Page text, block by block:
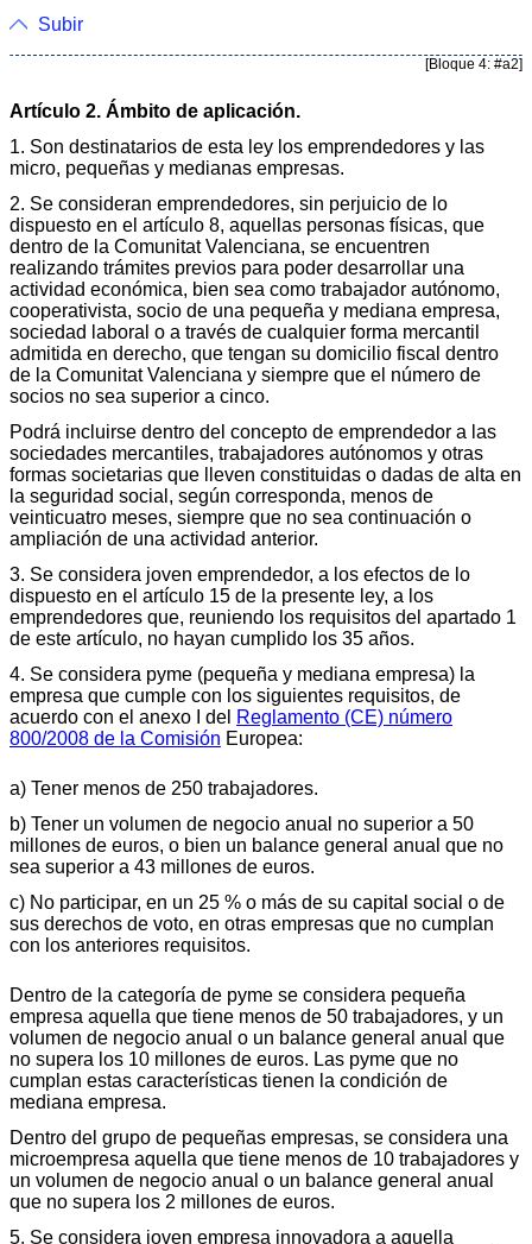
Subir
[Bloque 4: #a2]
Artículo 2. Ámbito de aplicación.
1. Son destinatarios de esta ley los emprendedores y las
micro, pequeñas y medianas empresas.
2. Se consideran emprendedores, sin perjuicio de lo
dispuesto en el artículo 8, aquellas personas físicas, que
dentro de la Comunitat Valenciana, se encuentren
realizando trámites previos para poder desarrollar una
actividad económica, bien sea como trabajador autónomo,
cooperativista, socio de una pequeña y mediana empresa,
sociedad laboral o a través de cualquier forma mercantil
admitida en derecho, que tengan su domicilio fiscal dentro
de la Comunitat Valenciana y siempre que el número de
socios no sea superior a cinco.
Podrá incluirse dentro del concepto de emprendedor a las
sociedades mercantiles, trabajadores autónomos y otras
formas societarias que lleven constituidas o dadas de alta en
la seguridad social, según corresponda, menos de
veinticuatro meses, siempre que no sea continuación o
ampliación de una actividad anterior.
3. Se considera joven emprendedor, a los efectos de lo
dispuesto en el artículo 15 de la presente ley, a los
emprendedores que, reuniendo los requisitos del apartado 1
de este artículo, no hayan cumplido los 35 años.
4. Se considera pyme (pequeña y mediana empresa) la
empresa que cumple con los siguientes requisitos, de
acuerdo con el anexo I del Reglamento (CE) número
800/2008 de la Comisión Europea:
a) Tener menos de 250 trabajadores.
b) Tener un volumen de negocio anual no superior a 50
millones de euros, o bien un balance general anual que no
sea superior a 43 millones de euros.
c) No participar, en un 25 % o más de su capital social o de
sus derechos de voto, en otras empresas que no cumplan
con los anteriores requisitos.
Dentro de la categoría de pyme se considera pequeña
empresa aquella que tiene menos de 50 trabajadores, y un
volumen de negocio anual o un balance general anual que
no supera los 10 millones de euros. Las pyme que no
cumplan estas características tienen la condición de
mediana empresa.
Dentro del grupo de pequeñas empresas, se considera una
microempresa aquella que tiene menos de 10 trabajadores y
un volumen de negocio anual o un balance general anual
que no supera los 2 millones de euros.
5. Se considera joven empresa innovadora a aquella